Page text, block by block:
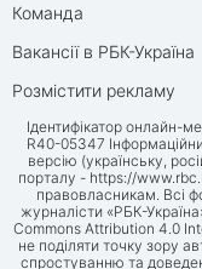
Команда
Вакансії в РБК-Україна
Розмістити рекламу
Ідентифікатор онлайн-
R40-05347
версію (українську,
порталу - https://
правовласникам. Всі
журналісти «РБК-
Commons Attribution 4.0
не поділяти точку зору
спростуванню та